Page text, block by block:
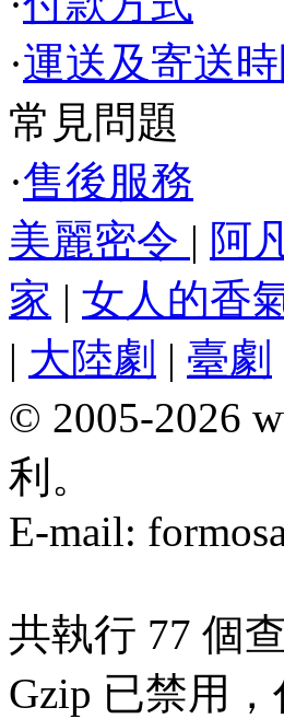
·運送及寄送時
常見問題
·售後服務
美麗密令 | 阿
家 | 女人的香
| 大陸劇 | 臺劇
© 2005-2026
利。
E-mail:
共執行 77 個
Gzip 已禁用